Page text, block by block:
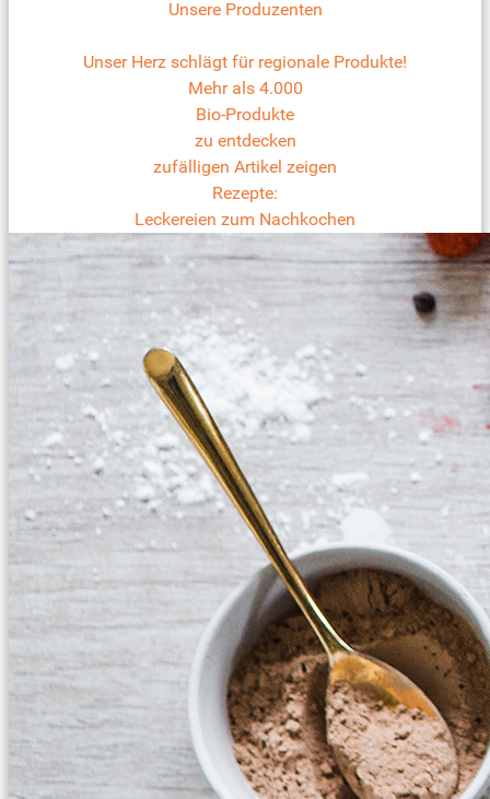
Unsere Produzenten
Unser Herz schlägt für regionale Produkte!
Mehr als 4.000
Bio-Produkte
zu entdecken
zufälligen Artikel zeigen
Rezepte:
Leckereien zum Nachkochen